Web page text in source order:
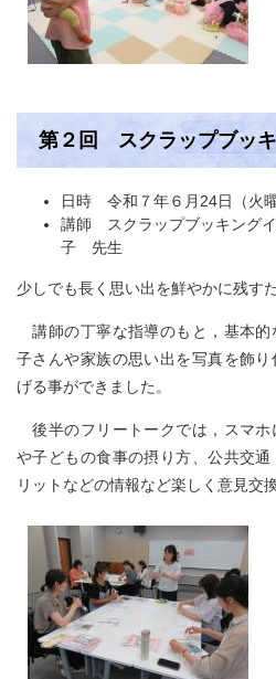
第２回 スクラップブッ
日時 令和７年６月24日（火
講師 スクラップブッキング
子 先生
少しでも長く思い出を鮮やかに残す
講師の丁寧な指導のもと，基本的
子さんや家族の思い出を写真を飾
げる事ができました。
後半のフリートークでは，スマホ
や子どもの食事の摂り方、公共交
リットなどの情報など楽しく意見交